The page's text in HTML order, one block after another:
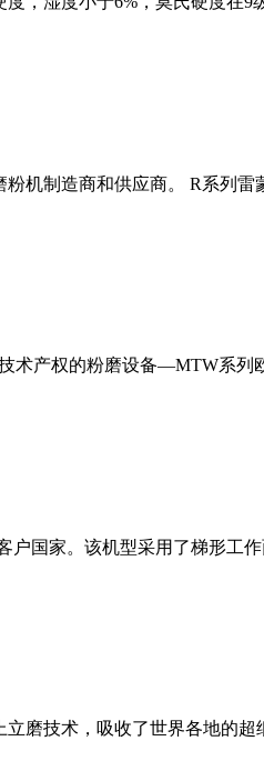
机制造商和供应商。 R系列
产权的粉磨设备—MTW系
国家。该机型采用了梯形工
磨技术，吸收了世界各地的